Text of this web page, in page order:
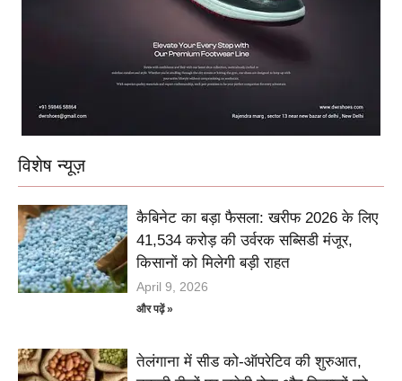
विशेष न्यूज़
कैबिनेट का बड़ा फैसला: खरीफ 2026 के लिए
41,534 करोड़ की उर्वरक सब्सिडी मंजूर,
किसानों को मिलेगी बड़ी राहत
April 9, 2026
और पढ़ें »
तेलंगाना में सीड को-ऑपरेटिव की शुरुआत,